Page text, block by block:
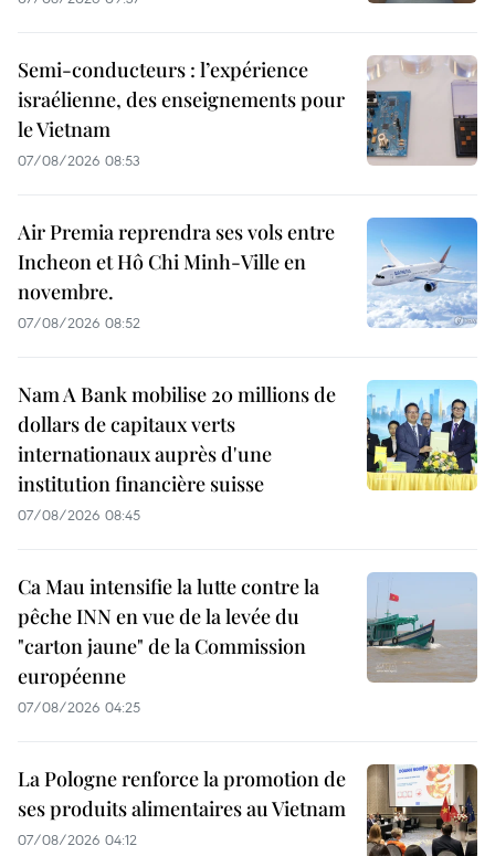
Semi-conducteurs : l’expérience
israélienne, des enseignements pour
le Vietnam
07/08/2026 08:53
Air Premia reprendra ses vols entre
Incheon et Hô Chi Minh-Ville en
novembre.
07/08/2026 08:52
Nam A Bank mobilise 20 millions de
dollars de capitaux verts
internationaux auprès d'une
institution financière suisse
07/08/2026 08:45
Ca Mau intensifie la lutte contre la
pêche INN en vue de la levée du
"carton jaune" de la Commission
européenne
07/08/2026 04:25
La Pologne renforce la promotion de
ses produits alimentaires au Vietnam
07/08/2026 04:12